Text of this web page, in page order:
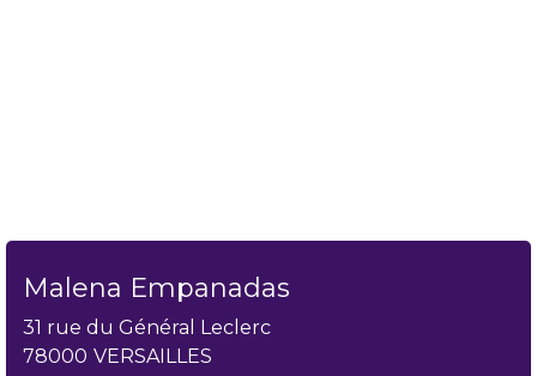
Malena Empanadas
31 rue du Général Leclerc
78000 VERSAILLES